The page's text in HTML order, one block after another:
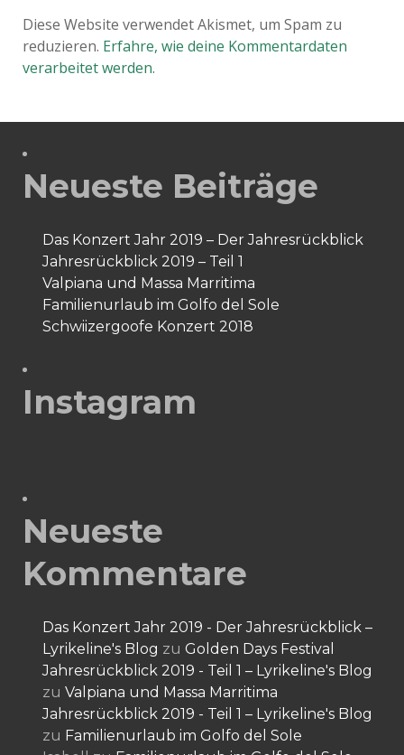
Diese Website verwendet Akismet, um Spam zu
reduzieren. Erfahre, wie deine Kommentardaten
verarbeitet werden.
Neueste Beiträge
Das Konzert Jahr 2019 – Der Jahresrückblick
Jahresrückblick 2019 – Teil 1
Valpiana und Massa Marritima
Familienurlaub im Golfo del Sole
Schwiizergoofe Konzert 2018
Instagram
Neueste
Kommentare
Das Konzert Jahr 2019 - Der Jahresrückblick –
Lyrikeline's Blog zu Golden Days Festival
Jahresrückblick 2019 - Teil 1 – Lyrikeline's Blog
zu Valpiana und Massa Marritima
Jahresrückblick 2019 - Teil 1 – Lyrikeline's Blog
zu Familienurlaub im Golfo del Sole